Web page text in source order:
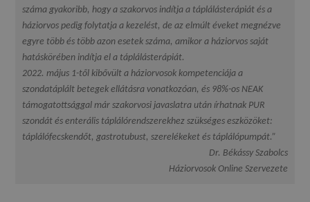
száma gyakoribb, hogy a szakorvos indítja a táplálásterápiát és a
háziorvos pedig folytatja a kezelést, de az elmúlt éveket megnézve
egyre több és több azon esetek száma, amikor a háziorvos saját
hatáskörében indítja el a táplálásterápiát.
2022. május 1-től kibővült a háziorvosok kompetenciája a
szondatáplált betegek ellátásra vonatkozóan, és 98%-os NEAK
támogatottsággal már szakorvosi javaslatra után írhatnak PUR
szondát és enterális táplálórendszerekhez szükséges eszközöket:
táplálófecskendőt, gastrotubust, szerelékeket és táplálópumpát.”
Dr. Békássy Szabolcs
Háziorvosok Online Szervezete